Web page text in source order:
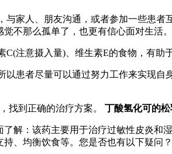
家人、朋友沟通，或者参加一些患
不那么孤单了，也更有信心面对生活。
注意摄入量)、维生素E的食物，有助
患者尽量可以通过努力工作来实现
找到正确的治疗方案。 丁酸氢化可的
解：该药主要用于治疗过敏性皮炎和
、均衡饮食等。您是否也有以下疑问？